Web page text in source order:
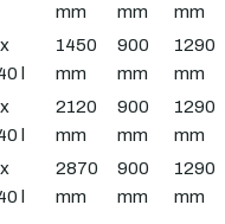
mm
mm
mm
l
1450
mm
900
mm
1290
mm
l
2120
mm
900
mm
1290
mm
l
2870
mm
900
mm
1290
mm